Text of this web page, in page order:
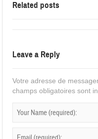
Related posts
Leave a Reply
Votre adresse de
champs obligatoires sont